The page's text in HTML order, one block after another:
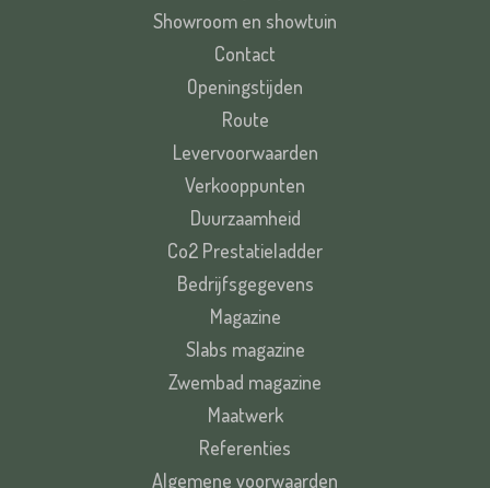
Showroom en showtuin
Contact
Openingstijden
Route
Levervoorwaarden
Verkooppunten
Duurzaamheid
Co2 Prestatieladder
Bedrijfsgegevens
Magazine
Slabs magazine
Zwembad magazine
Maatwerk
Referenties
Algemene voorwaarden